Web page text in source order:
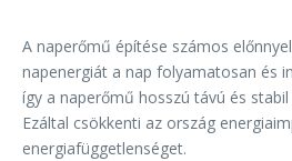
A naperőmű építése számos
napenergiát a nap folyamatosan és
így a naperőmű hosszú távú és
Ezáltal csökkenti az ország
energiafüggetlenséget.